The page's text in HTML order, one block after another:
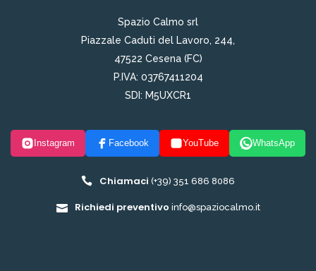
Spazio Calmo srl
Piazzale Caduti del Lavoro, 244,
47522 Cesena (FC)
P.IVA: 03767411204
SDI: M5UXCR1
Instagram Facebook YouTube WhatsApp
Chiamaci (+39) 351 686 8086
Richiedi preventivo info@spaziocalmo.it